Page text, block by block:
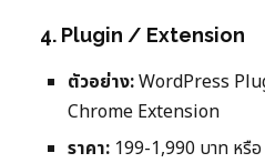
4. Plugin / Extension
ตัวอย่าง:WordPress
Chrome Extension
ราคา: 199-1,990 บาท ห